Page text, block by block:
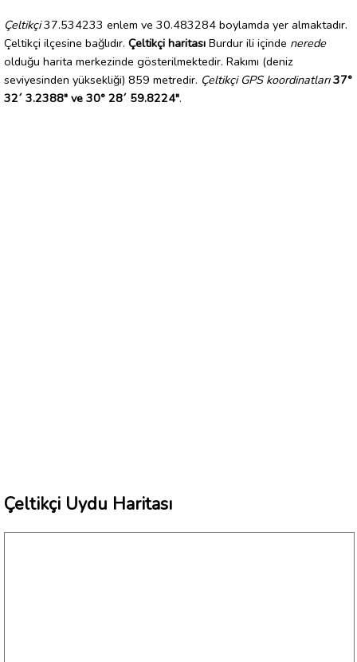
Çeltikçi37.534233 enlem ve 30.483284 boylamda yer almaktadır.
Çeltikçi ilçesine bağlıdır. Çeltikçi haritası Burdur ili içinde nerede
olduğu harita merkezinde gösterilmektedir. Rakımı (deniz
seviyesinden yüksekliği) 859 metredir. Çeltikçi GPS koordinatları 37°
32´ 3.2388" ve 30° 28´ 59.8224".
Çeltikçi Uydu Haritası